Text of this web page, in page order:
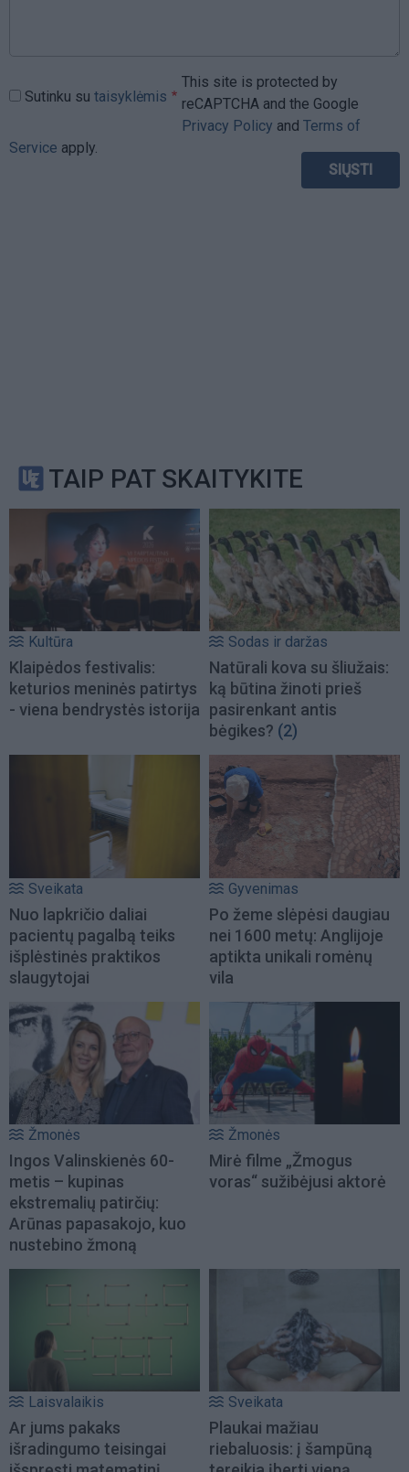
Sutinku su taisyklėmis
This site is protected by
reCAPTCHA and the Google
Privacy Policy and Terms of
Service apply.
TAIP PAT SKAITYKITE
Kultūra
Klaipėdos festivalis:
keturios meninės patirtys
- viena bendrystės istorija
Sodas ir daržas
Natūrali kova su šliužais:
ką būtina žinoti prieš
pasirenkant antis
bėgikes? (2)
Sveikata
Nuo lapkričio daliai
pacientų pagalbą teiks
išplėstinės praktikos
slaugytojai
Gyvenimas
Po žeme slėpėsi daugiau
nei 1600 metų: Anglijoje
aptikta unikali romėnų
vila
Žmonės
Ingos Valinskienės 60-
metis – kupinas
ekstremalių patirčių:
Arūnas papasakojo, kuo
nustebino žmoną
Žmonės
Mirė filme „Žmogus
voras“ sužibėjusi aktorė
Laisvalaikis
Ar jums pakaks
išradingumo teisingai
Sveikata
Plaukai mažiau
riebaluosis: į šampūną